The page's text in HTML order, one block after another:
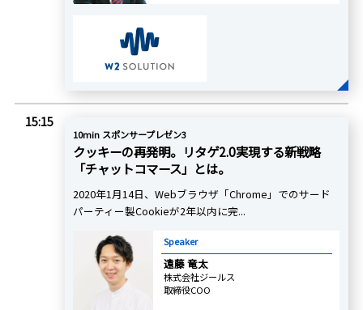
15:15
10min スポンサープレゼン3
クッキーの再発明。リタゲ2.0実現する新戦略
「チャットコマース」とは。
2020年1月14日、Webブラウザ「Chrome」でのサード
パーティー製Cookieが2年以内に完...
Speaker
遠藤 竜太
株式会社ジールス
取締役COO